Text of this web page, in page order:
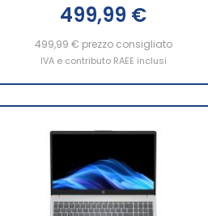
499,99 €
499,99 € prezzo consigliato
IVA e contributo RAEE inclusi